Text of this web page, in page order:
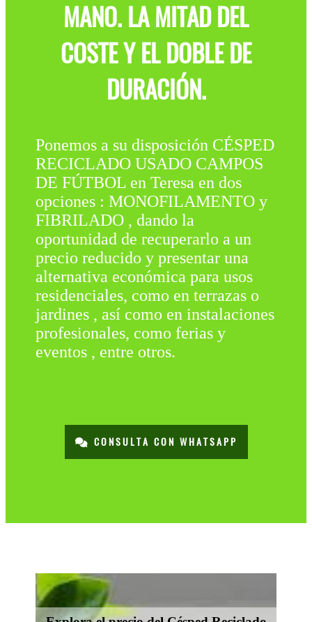
MANO. LA MITAD DEL
COSTE Y EL DOBLE DE
DURACIÓN.
Ponemos a su disposición CÉSPED
RECICLADO USADO CAMPOS
DE FÚTBOL en Teresa en dos
opciones : MONOFILAMENTO y
FIBRILADO , dando la
oportunidad de recuperarlo a un
precio reducido y presentar una
alternativa económica para usos
residenciales, como en terrazas o
jardines , así como en instalaciones
profesionales, como ferias y
eventos , entre otros.
CONSULTA CON WHATSAPP